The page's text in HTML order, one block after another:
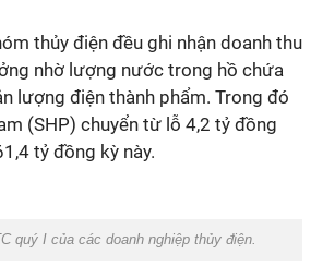
thủy điện đều ghi nhận doanh thu
nhờ lượng nước trong hồ chứa
lượng điện thành phẩm. Trong đó
(SHP) chuyển từ lỗ 4,2 tỷ đồng
tỷ đồng kỳ này.
quý I của các doanh nghiệp thủy điện.